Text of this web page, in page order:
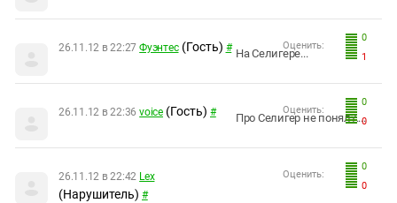
0
1
Оценить:
26.11.12 в 22:27 Фуэнтес (Гость) # На Селигере...
0
0
Оценить:
26.11.12 в 22:36 voice (Гость) # Про Селигер не понял?....
0
0
Оценить:
26.11.12 в 22:42 Leх
(Нарушитель) #